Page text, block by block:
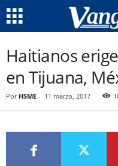
Haitianos
en Tijuana,
Por HSME - 11 marzo, 2017